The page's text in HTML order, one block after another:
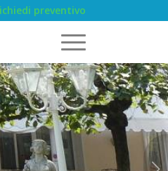
preventivo